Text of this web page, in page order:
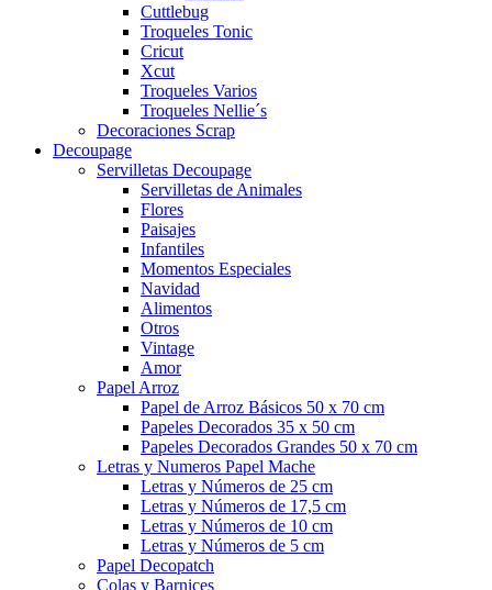
Cuttlebug
Troqueles Tonic
Cricut
Xcut
Troqueles Varios
Troqueles Nellie´s
Decoraciones Scrap
Decoupage
Servilletas Decoupage
Servilletas de Animales
Flores
Paisajes
Infantiles
Momentos Especiales
Navidad
Alimentos
Otros
Vintage
Amor
Papel Arroz
Papel de Arroz Básicos 50 x 70 cm
Papeles Decorados 35 x 50 cm
Papeles Decorados Grandes 50 x 70 cm
Letras y Numeros Papel Mache
Letras y Números de 25 cm
Letras y Números de 17,5 cm
Letras y Números de 10 cm
Letras y Números de 5 cm
Papel Decopatch
Colas y Barnices